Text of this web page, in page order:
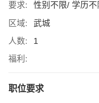
要求:
性别不限/ 学历
区域:
武城
人数:
1
福利:
职位要求